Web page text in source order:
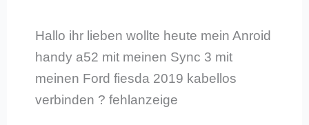
Hallo ihr lieben wollte heute mein Anroid
handy a52 mit meinen Sync 3 mit
meinen Ford fiesda 2019 kabellos
verbinden ? fehlanzeige